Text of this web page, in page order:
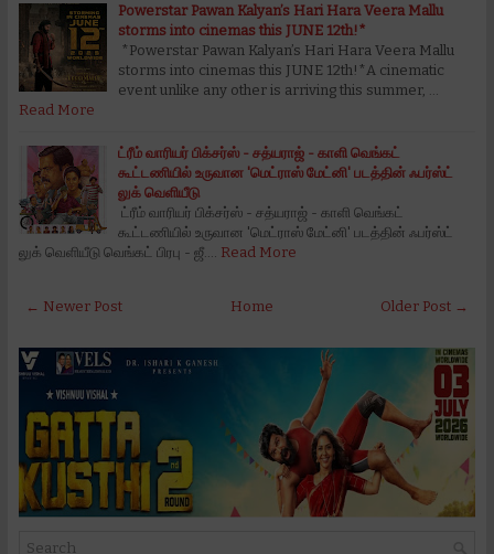
Powerstar Pawan Kalyan’s Hari Hara Veera Mallu
storms into cinemas this JUNE 12th!*
*Powerstar Pawan Kalyan’s Hari Hara Veera Mallu
storms into cinemas this JUNE 12th!*A cinematic
event unlike any other is arriving this summer, …
Read More
ட்ரீம் வாரியர் பிக்சர்ஸ் - சத்யராஜ் - காளி வெங்கட்
கூட்டணியில் உருவான 'மெட்ராஸ் மேட்னி' படத்தின் ஃபர்ஸ்ட்
லுக் வெளியீடு
ட்ரீம் வாரியர் பிக்சர்ஸ் - சத்யராஜ் - காளி வெங்கட்
கூட்டணியில் உருவான 'மெட்ராஸ் மேட்னி' படத்தின் ஃபர்ஸ்ட்
லுக் வெளியீடு வெங்கட் பிரபு - ஜீ.…
Read More
← Newer Post Older Post →
Home